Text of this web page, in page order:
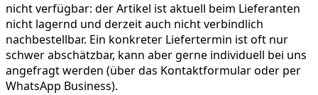
nicht verfügbar: der Artikel ist aktuell beim Lieferanten
nicht lagernd und derzeit auch nicht verbindlich
nachbestellbar. Ein konkreter Liefertermin ist oft nur
schwer abschätzbar, kann aber gerne individuell bei uns
angefragt werden (über das Kontaktformular oder per
WhatsApp Business).